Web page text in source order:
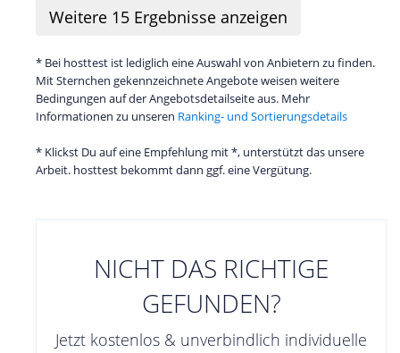
Weitere 15 Ergebnisse anzeigen
* Bei hosttest ist lediglich eine Auswahl von Anbietern zu finden.
Mit Sternchen gekennzeichnete Angebote weisen weitere
Bedingungen auf der Angebotsdetailseite aus. Mehr
Informationen zu unseren Ranking- und Sortierungsdetails
* Klickst Du auf eine Empfehlung mit *, unterstützt das unsere
Arbeit. hosttest bekommt dann ggf. eine Vergütung.
NICHT DAS RICHTIGE
GEFUNDEN?
Jetzt kostenlos & unverbindlich individuelle